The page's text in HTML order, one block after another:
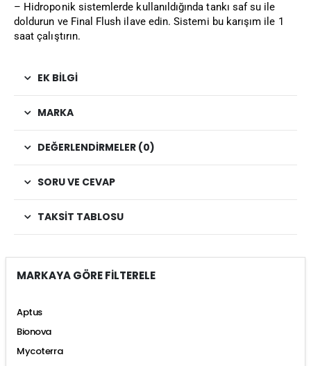
– Hidroponik sistemlerde kullanıldığında tankı saf su ile
doldurun ve Final Flush ilave edin. Sistemi bu karışım ile 1
saat çalıştırın.
EK BILGI
MARKA
DEĞERLENDIRMELER (0)
SORU VE CEVAP
TAKSIT TABLOSU
MARKAYA GÖRE FİLTERELE
Aptus
Bionova
Mycoterra